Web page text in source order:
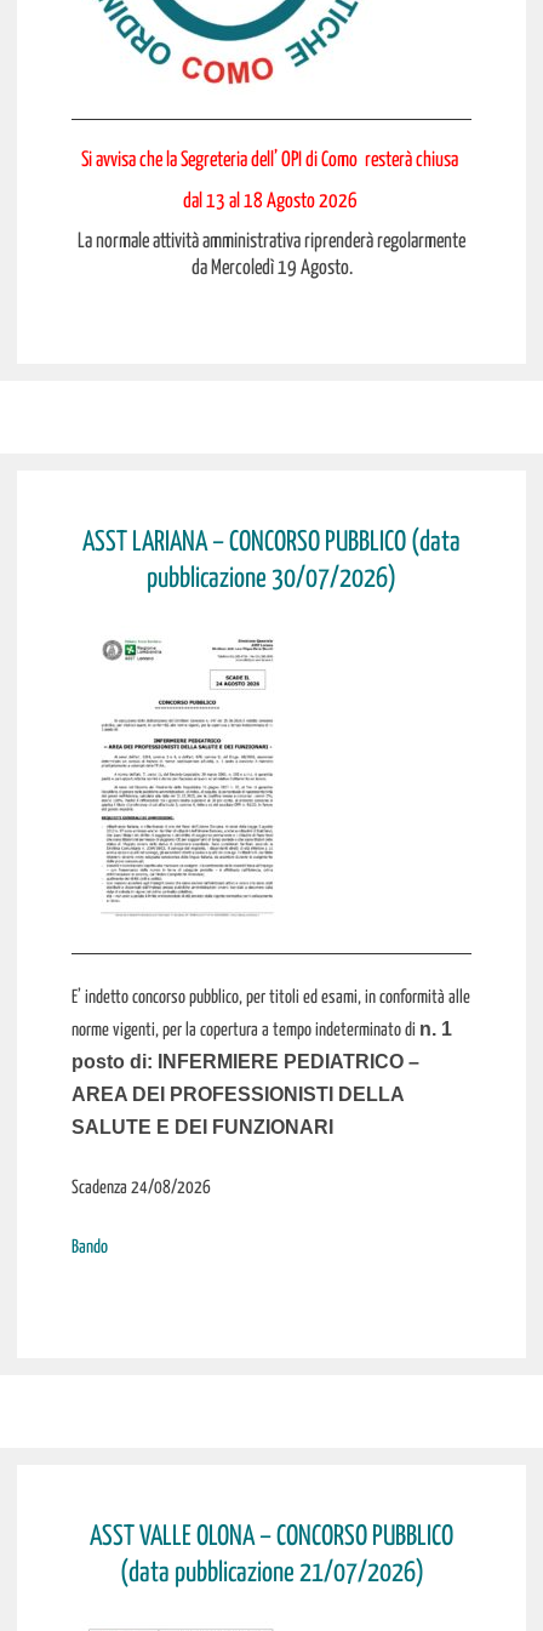
Si avvisa che la Segreteria dell’ OPI di Como resterà chiusa
dal 13 al 18 Agosto 2026
La normale attività amministrativa riprenderà regolarmente
da Mercoledì 19 Agosto.
ASST LARIANA – CONCORSO PUBBLICO (data
pubblicazione 30/07/2026)
E’ indetto concorso pubblico, per titoli ed esami, in conformità alle
norme vigenti, per la copertura a tempo indeterminato di n. 1
posto di: INFERMIERE PEDIATRICO –
AREA DEI PROFESSIONISTI DELLA
SALUTE E DEI FUNZIONARI
Scadenza 24/08/2026
Bando
ASST VALLE OLONA – CONCORSO PUBBLICO
(data pubblicazione 21/07/2026)